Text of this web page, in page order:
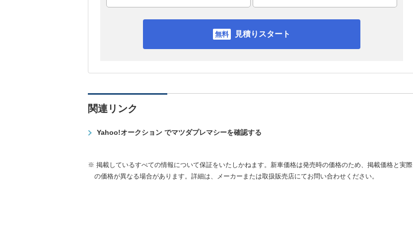
見積りスタート
関連リンク
Yahoo!オークション でマツダプレマシーを確認する
※ 掲載しているすべての情報について保証をいたしかねます。新車価格は発売時の価格のため、掲載価格と実際
の価格が異なる場合があります。詳細は、メーカーまたは取扱販売店にてお問い合わせください。